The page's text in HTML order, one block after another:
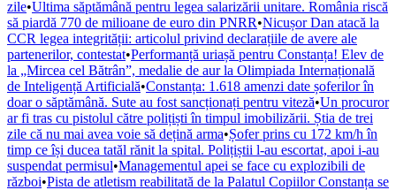
zile•Ultima săptămână pentru legea salarizării unitare. România riscă
să piardă 770 de milioane de euro din PNRR•Nicușor Dan atacă la
CCR legea integrității: articolul privind declarațiile de avere ale
partenerilor, contestat•Performanță uriașă pentru Constanța! Elev de
la „Mircea cel Bătrân”, medalie de aur la Olimpiada Internațională
de Inteligență Artificială•Constanța: 1.618 amenzi date șoferilor în
doar o săptămână. Sute au fost sancționați pentru viteză•Un procuror
ar fi tras cu pistolul către polițiști în timpul imobilizării. Știa de trei
zile că nu mai avea voie să dețină arma•Șofer prins cu 172 km/h în
timp ce își ducea tatăl rănit la spital. Polițiștii l-au escortat, apoi i-au
suspendat permisul•Managementul apei se face cu explozibili de
război•Pista de atletism reabilitată de la Palatul Copiilor Constanța se